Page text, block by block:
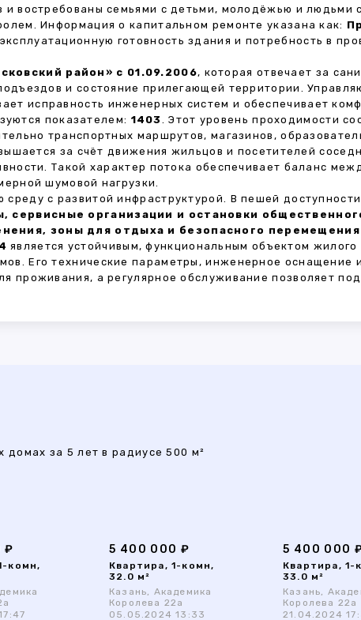
востребованы семьями с детьми, молодёжью и людьми
Информация о капитальном ремонте указана как:
готовность здания и потребность в
район» с 01.09.2006, которая отвечает за
и состояние прилегающей территории.
исправность инженерных систем и обеспечивает
показателем: 1403 . Этот уровень проходимости
транспортных маршрутов, магазинов,
за счёт движения жильцов и посетителей
Такой характер потока обеспечивает баланс
шумовой нагрузки.
с развитой инфраструктурой. В пешей
организации и остановки
зоны для отдыха и безопасного
является устойчивым, функциональным объектом жилого
Его технические параметры, инженерное оснащение
проживания, а регулярное обслуживание позволяет
за 5 лет в радиусе 500 м²
₽
комн,
5 400 000 ₽
Квартира, 1-комн,
32.0 м²
Казань, Академика
Королева 22а
05.05.2024 13:33
5 400 000
Квартира, 1-
33.0 м²
Казань,
Королева 22а
21.04.2024